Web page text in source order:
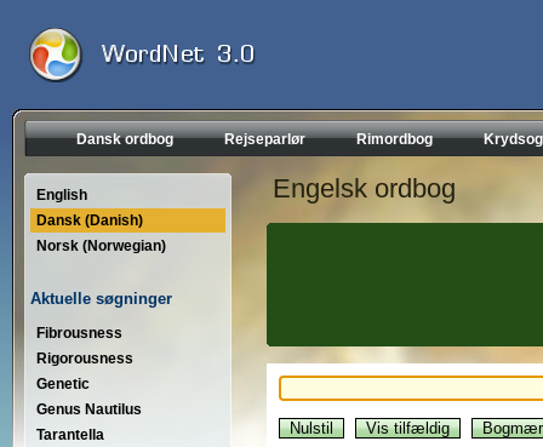
Dansk ordbog Rejseparlør Rimordbog
English
Dansk (Danish)
Norsk (Norwegian)
Aktuelle søgninger
Fibrousness
Rigorousness
Genetic
Genus Nautilus
Tarantella
Engelsk ordbog